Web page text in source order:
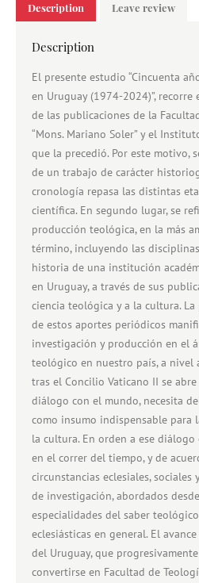
Description Leave review
Description
El presente estudio “Cincuenta
en Uruguay (1974-2024)”,
de las publicaciones de la
“Mons. Mariano Soler” y el
que la precedió. Por este motivo,
de un trabajo de carácter
cronología repasa las distintas
científica. En segundo lugar, se
producción teológica, en la más
término, incluyendo las
historia de una institución
en Uruguay, a través de sus
ciencia teológica y a la cultura.
de estos aportes periódicos
investigación y producción en el
teológico en nuestro país, a nivel
tras el Concilio Vaticano II se
diálogo con el mundo, necesita
como insumo indispensable para
la cultura. En orden a ese
en el correr del tiempo, y de
circunstancias eclesiales,
de investigación, abordados
especialidades del saber
eclesiásticas en general. El
del Uruguay, que
convertirse en Facultad de